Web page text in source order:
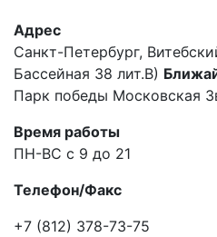
Адрес
Санкт-Петербург,
Бассейная 38 лит.В)
Парк победы Московская
Время работы
ПН-ВС с 9 до 21
Телефон/Факс
+7 (812) 378-73-75